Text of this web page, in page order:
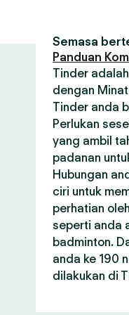
Semasa
Panduan
Tinder
dengan
Tinder anda
Perlukan
yang ambil
padanan
Hubungan
ciri untuk
perhatian
seperti anda
badminton.
anda ke 190
dilakukan di